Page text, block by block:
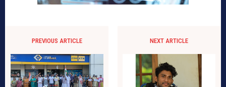
PREVIOUS ARTICLE NEXT ARTICLE